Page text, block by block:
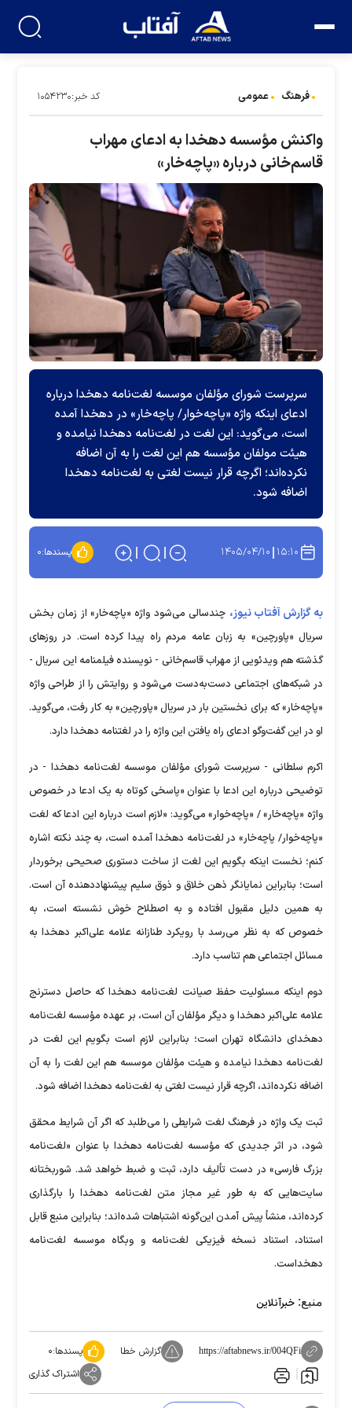
فرهنگ عمومی کد خبر:۱۰۵۴۲۳۰
واکنش مؤسسه دهخدا به ادعای مهراب
قاسم‌خانی درباره «پاچه‌خار»
سرپرست شورای مؤلفان موسسه لغت‌نامه دهخدا درباره
ادعای اینکه واژه «پاچه‌خوار/ پاچه‌خار» در دهخدا آمده
است، می‌گوید: این لغت در لغت‌نامه دهخدا نیامده و
هیئت مولفان مؤسسه هم این لغت را به آن اضافه
نکرده‌اند؛ اگرچه قرار نیست لغتی به لغت‌نامه دهخدا
اضافه شود.
۱۵:۱۰ ۱۴۰۵/۰۴/۱۰ پسندها:۰
به گزارش آفتاب نیوز، چندسالی می‌شود واژه «پاچه‌خار» از زمان بخش
سریال «پاورچین» به زبان عامه مردم راه پیدا کرده است. در روز‌های
گذشته هم ویدئویی از مهراب قاسم‌خانی - نویسنده فیلمنامه این سریال -
در شبکه‌های اجتماعی دست‌به‌دست می‌شود و روایتش را از طراحی واژه
«پاچه‌خار» که برای نخستین بار در سریال «پاورچین» به کار رفت، می‌گوید.
او در این گفت‌و‌گو ادعای راه یافتن این واژه را در لغتنامه دهخدا دارد.
اکرم سلطانی - سرپرست شورای مؤلفان موسسه لغت‌نامه دهخدا - در
توضیحی درباره این ادعا با عنوان «پاسخی کوتاه به یک ادعا در خصوص
واژه «پاچه‌خار» / «پاچه‌خوار» می‌گوید: «لازم است درباره این ادعا که لغت
«پاچه‌خوار/ پاچه‌خار» در لغت‌نامه دهخدا آمده است، به چند نکته اشاره
کنم؛ نخست اینکه بگویم این لغت از ساخت دستوری صحیحی برخوردار
است؛ بنابراین نمایانگر ذهن خلاق و ذوق سلیم پیشنهاددهنده آن است.
به همین دلیل مقبول افتاده و به اصطلاح خوش نشسته است، به
خصوص که به نظر می‌رسد با رویکرد طنازانه علامه علی‌اکبر دهخدا به
مسائل اجتماعی هم تناسب دارد.
دوم اینکه مسئولیت حفظ صیانت لغت‌نامه دهخدا که حاصل دسترنج
علامه علی‌اکبر دهخدا و دیگر مؤلفان آن است، بر عهده مؤسسه لغت‌نامه
دهخدای دانشگاه تهران است؛ بنابراین لازم است بگویم این لغت در
لغت‌نامه دهخدا نیامده و هیئت مؤلفان موسسه هم این لغت را به آن
اضافه نکرده‌اند، اگرچه قرار نیست لغتی به لغت‌نامه دهخدا اضافه شود.
ثبت یک واژه در فرهنگ لغت شرایطی را می‌طلبد که اگر آن شرایط محقق
شود، در اثر جدیدی که مؤسسه لغت‌نامه دهخدا با عنوان «لغت‌نامه
بزرگ فارسی» در دست تألیف دارد، ثبت و ضبط خواهد شد. شوربختانه
سایت‌هایی که به طور غیر مجاز متن لغت‌نامه دهخدا را بارگذاری
کرده‌اند، منشأ پیش آمدن این‌گونه اشتباهات شده‌اند؛ بنابراین منبع قابل
استناد، استناد نسخه فیزیکی لغت‌نامه و وبگاه موسسه لغت‌نامه
دهخداست.
منبع: خبرآنلاین
https://aftabnews.ir/004QFi گزارش خطا پسندها:۰
اشتراک گذاری